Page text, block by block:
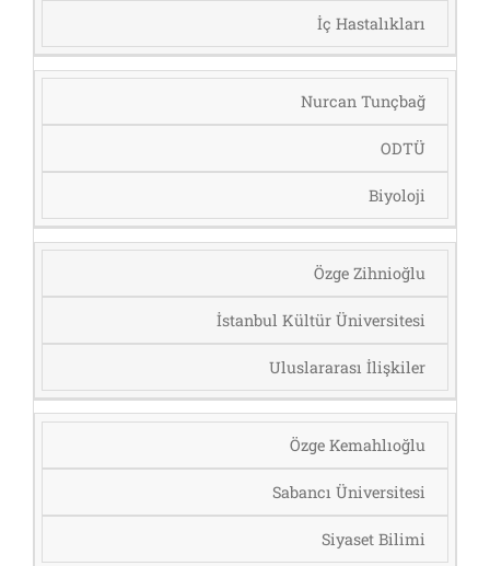
İç Hastalıkları
Nurcan Tunçbağ
ODTÜ
Biyoloji
Özge Zihnioğlu
İstanbul Kültür Üniversitesi
Uluslararası İlişkiler
Özge Kemahlıoğlu
Sabancı Üniversitesi
Siyaset Bilimi